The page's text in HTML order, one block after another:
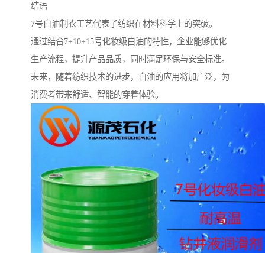
结语
7号白油制衣工艺代表了纺织在材料科学上的突破。
通过结合7+10+15号化妆级白油的特性，企业能够优化
生产流程，提升产品品质，同时满足环保与安全标准。
未来，随着纺织技术的进步，白油的应用将加广泛，为
消费者带来舒适、智能的穿着体验。